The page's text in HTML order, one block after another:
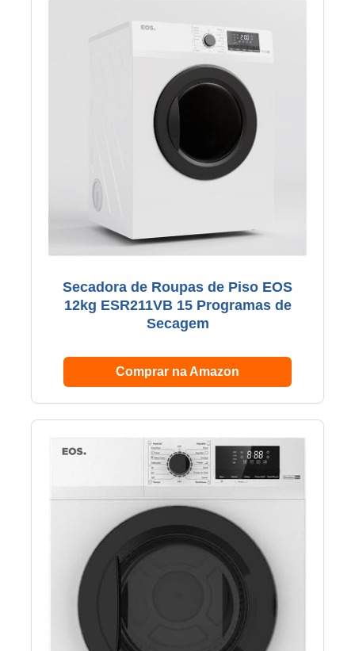
Secadora de Roupas de Piso EOS
12kg ESR211VB 15 Programas de
Secagem
Comprar na Amazon